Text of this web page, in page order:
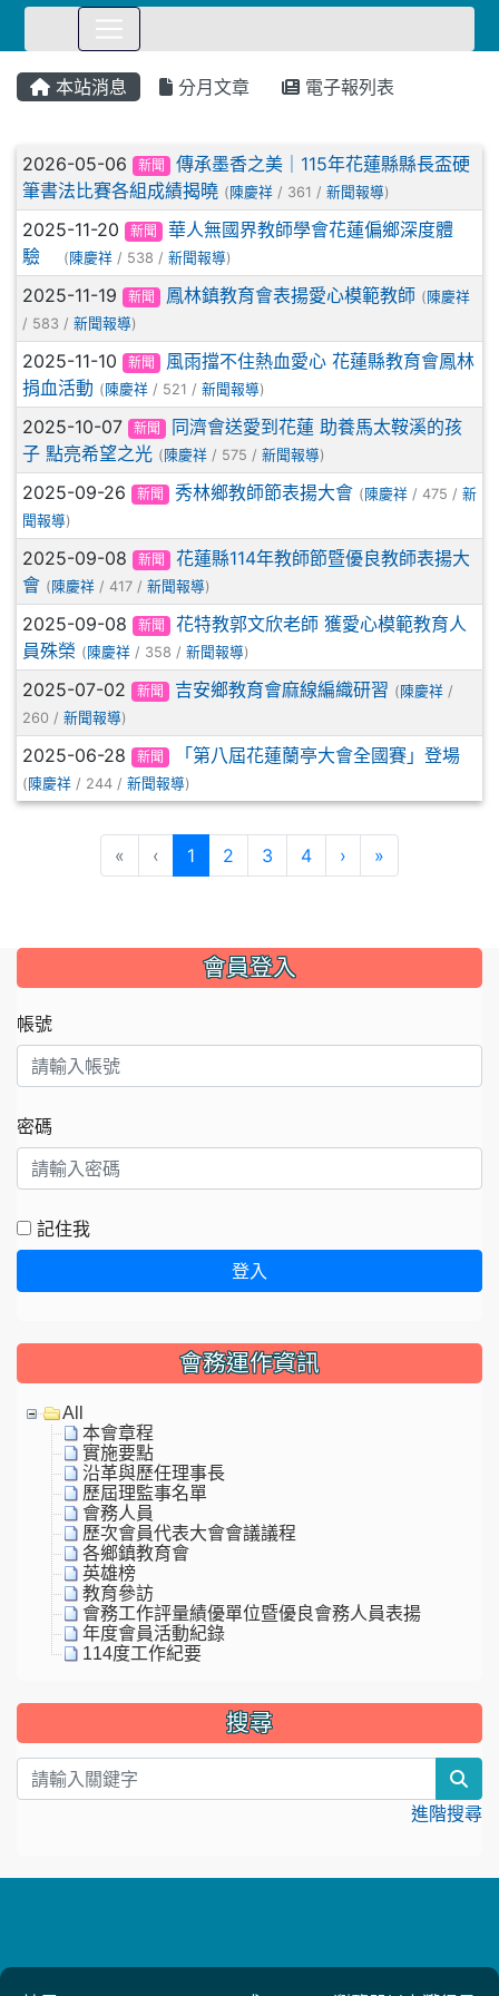
本站消息 分月文章 電子報列表
文章列表
2026-05-06 新聞
傳承墨香之美｜115年花蓮縣縣長盃硬
筆書法比賽各組成績揭曉 ( 陳慶祥 / 361 / 新聞報導)
2025-11-20 新聞
華人無國界教師學會花蓮偏鄉深度體
驗
(陳慶祥 / 538 / 新聞報導)
2025-11-19 新聞 鳳林鎮教育會表揚愛心模範教師 ( 陳慶祥
/ 583 / 新聞報導)
2025-11-10 新聞
風雨擋不住熱血愛心 花蓮縣教育會鳳林
捐血活動 (陳慶祥 / 521 / 新聞報導)
2025-10-07 新聞
同濟會送愛到花蓮 助養馬太鞍溪的孩
子 點亮希望之光 ( 陳慶祥 / 575 / 新聞報導)
2025-09-26 新聞 秀林鄉教師節表揚大會 (陳慶祥/ 475 / 新
聞報導)
2025-09-08 新聞
花蓮縣114年教師節暨優良教師表揚大
會 ( 陳慶祥 / 417 / 新聞報導)
2025-09-08 新聞
花特教郭文欣老師 獲愛心模範教育人
員殊榮 (陳慶祥 / 358 / 新聞報導)
2025-07-02 新聞 吉安鄉教育會麻線編織研習 ( 陳慶祥/
260 / 新聞報導)
2025-06-28 新聞 「第八屆花蓮蘭亭大會全國賽」登場
(陳慶祥 / 244 / 新聞報導)
« ‹ 1 (目前頁次)
2 3 4 › 下一頁
»
會員登入
帳號
密碼
記住我
登入
會務運作資訊
All
本會章程
實施要點
沿革與歷任理事長
歷屆理監事名單
會務人員
歷次會員代表大會會議議程
各鄉鎮教育會
英雄榜
教育參訪
會務工作評量績優單位暨優良會務人員表揚
年度會員活動紀錄
114度工作紀要
搜尋
進階搜尋